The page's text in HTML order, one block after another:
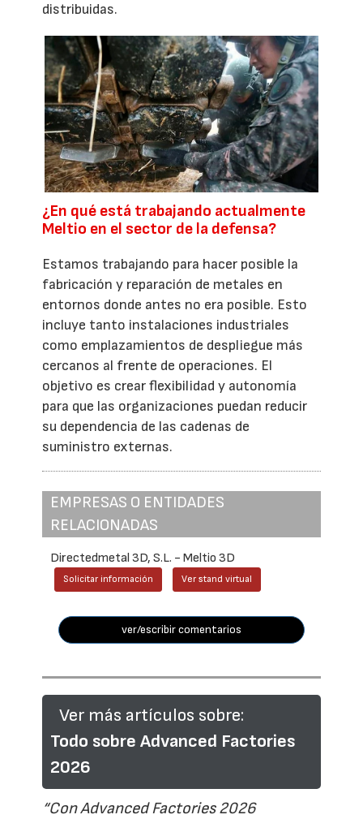
distribuidas.
¿En qué está trabajando actualmente
Meltio en el sector de la defensa?
Estamos trabajando para hacer posible la
fabricación y reparación de metales en
entornos donde antes no era posible. Esto
incluye tanto instalaciones industriales
como emplazamientos de despliegue más
cercanos al frente de operaciones. El
objetivo es crear flexibilidad y autonomía
para que las organizaciones puedan reducir
su dependencia de las cadenas de
suministro externas.
EMPRESAS O ENTIDADES
RELACIONADAS
Directedmetal 3D, S.L. - Meltio 3D
Solicitar información Ver stand virtual
ver/escribir comentarios
Ver más artículos sobre:
Todo sobre Advanced Factories
2026
“Con Advanced Factories 2026